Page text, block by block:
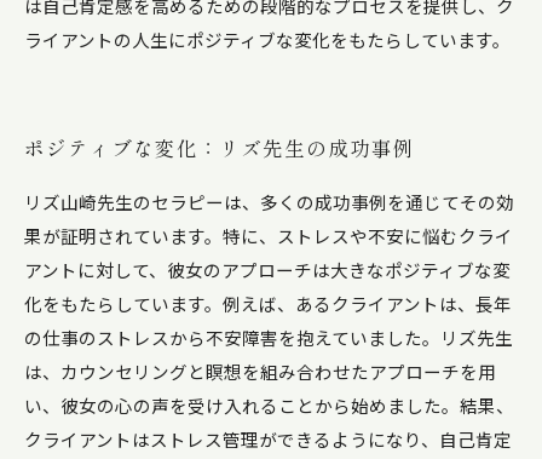
は自己肯定感を高めるための段階的なプロセスを提供し、ク
ライアントの人生にポジティブな変化をもたらしています。
ポジティブな変化：リズ先生の成功事例
リズ山崎先生のセラピーは、多くの成功事例を通じてその効
果が証明されています。特に、ストレスや不安に悩むクライ
アントに対して、彼女のアプローチは大きなポジティブな変
化をもたらしています。例えば、あるクライアントは、長年
の仕事のストレスから不安障害を抱えていました。リズ先生
は、カウンセリングと瞑想を組み合わせたアプローチを用
い、彼女の心の声を受け入れることから始めました。結果、
クライアントはストレス管理ができるようになり、自己肯定